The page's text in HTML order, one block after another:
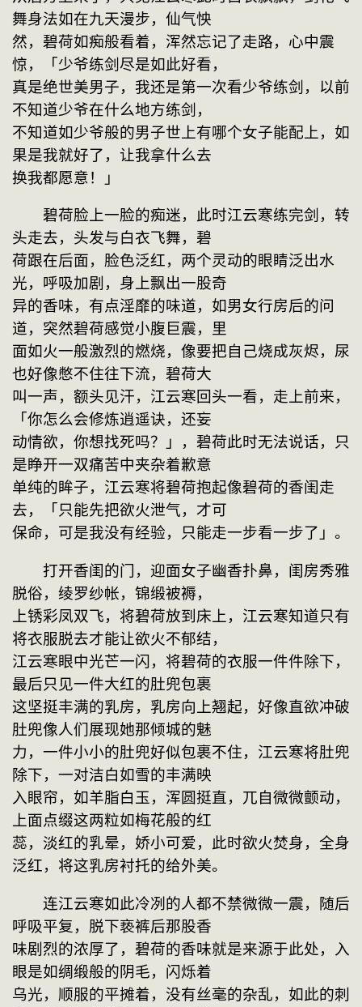
舞身法如在九天漫步，仙气怏
然，碧荷如痴般看着，浑然忘记了走路，心中震
惊，「少爷练剑尽是如此好看，
真是绝世美男子，我还是第一次看少爷练剑，以前
不知道少爷在什么地方练剑，
不知道如少爷般的男子世上有哪个女子能配上，如
果是我就好了，让我拿什么去
换我都愿意！」
碧荷脸上一脸的痴迷，此时江云寒练完剑，转
头走去，头发与白衣飞舞，碧
荷跟在后面，脸色泛红，两个灵动的眼睛泛出水
光，呼吸加剧，身上飘出一股奇
异的香味，有点淫靡的味道，如男女行房后的问
道，突然碧荷感觉小腹巨震，里
面如火一般激烈的燃烧，像要把自己烧成灰烬，尿
也好像憋不住往下流，碧荷大
叫一声，额头见汗，江云寒回头一看，走上前来，
「你怎么会修炼逍遥诀，还妄
动情欲，你想找死吗？」，碧荷此时无法说话，只
是睁开一双痛苦中夹杂着歉意
单纯的眸子，江云寒将碧荷抱起像碧荷的香闺走
去，「只能先把欲火泄气，才可
保命，可是我没有经验，只能走一步看一步了」。
打开香闺的门，迎面女子幽香扑鼻，闺房秀雅
脱俗，绫罗纱帐，锦缎被褥，
上锈彩凤双飞，将碧荷放到床上，江云寒知道只有
将衣服脱去才能让欲火不郁结，
江云寒眼中光芒一闪，将碧荷的衣服一件件除下，
最后只见一件大红的肚兜包裹
这坚挺丰满的乳房，乳房向上翘起，好像直欲冲破
肚兜像人们展现她那倾城的魅
力，一件小小的肚兜好似包裹不住，江云寒将肚兜
除下，一对洁白如雪的丰满映
入眼帘，如羊脂白玉，浑圆挺直，兀自微微颤动，
上面点缀这两粒如梅花般的红
蕊，淡红的乳晕，娇小可爱，此时欲火焚身，全身
泛红，将这乳房衬托的给外美。
连江云寒如此冷冽的人都不禁微微一震，随后
呼吸平复，脱下亵裤后那股香
味剧烈的浓厚了，碧荷的香味就是来源于此处，入
眼是如绸缎般的阴毛，闪烁着
乌光，顺服的平摊着，没有丝毫的杂乱，如此的刺